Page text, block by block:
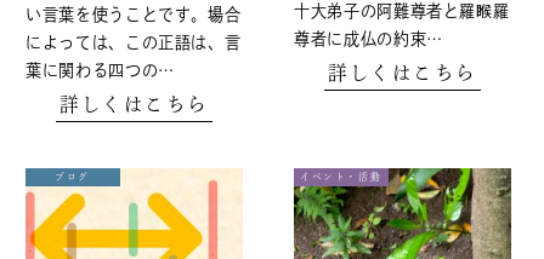
い言葉を使うことです。場合
によっては、この正語は、言
葉に関わる四つの…
詳しくはこちら
十大弟子の阿難尊者と羅睺羅
尊者に成仏の約束…
詳しくはこちら
ブログ イベント・活動